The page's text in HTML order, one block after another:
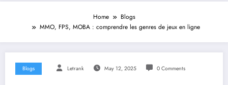
Home
Blogs
MMO, FPS, MOBA : comprendre les genres de jeux en ligne
Blogs Letrank May 12, 2025 0 Comments